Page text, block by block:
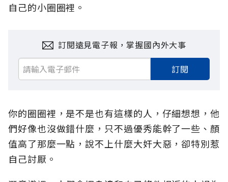
自己的小圈圈裡。
訂閱遠見電子報，掌握國內外大事
訂閱
你的圈圈裡，是不是也有這樣的人，仔細想想，他
們好像也沒做錯什麼，只不過優秀能幹了一些、顏
值高了那麼一點，說不上什麼大奸大惡，卻特別惹
自己討厭。